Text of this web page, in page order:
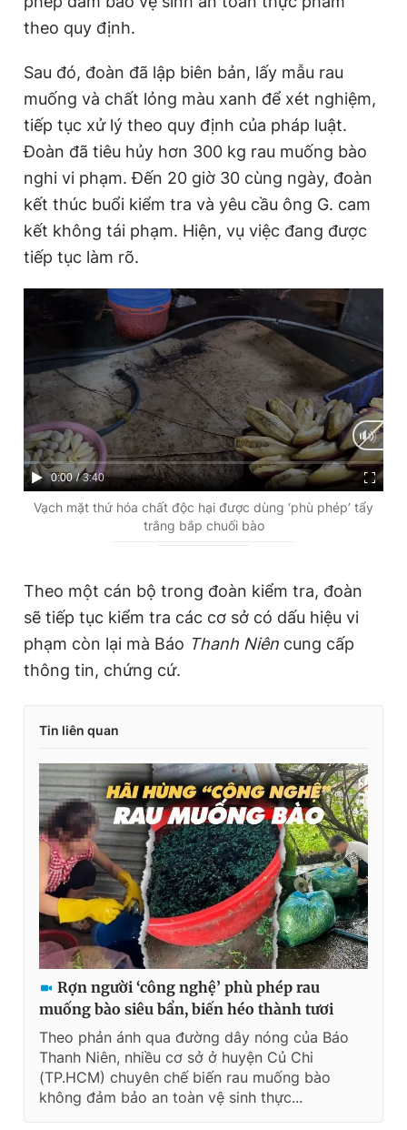
theo quy định.
Sau đó, đoàn đã lập biên bản, lấy mẫu rau
muống và chất lỏng màu xanh để xét nghiệm,
tiếp tục xử lý theo quy định của pháp luật.
Đoàn đã tiêu hủy hơn 300 kg rau muống bào
nghi vi phạm. Đến 20 giờ 30 cùng ngày, đoàn
kết thúc buổi kiểm tra và yêu cầu ông G. cam
kết không tái phạm. Hiện, vụ việc đang được
tiếp tục làm rõ.
C
u
e
n
t
T
0:00 / D
u
t
i
o
n
3:40
Vạch mặt thứ hóa chất độc hại được dùng ‘phù phép’ tẩy
trắng bắp chuối bào
Theo một cán bộ trong đoàn kiểm tra, đoàn
sẽ tiếp tục kiểm tra các cơ sở có dấu hiệu vi
phạm còn lại mà Báo Thanh Niên cung cấp
thông tin, chứng cứ.
Tin liên quan
Rợn người ‘công nghệ’ phù phép rau
muống bào siêu bẩn, biến héo thành tươi
Theo phản ánh qua đường dây nóng của Báo
Thanh Niên, nhiều cơ sở ở huyện Củ Chi
(TP.HCM) chuyên chế biến rau muống bào
không đảm bảo an toàn vệ sinh thực...